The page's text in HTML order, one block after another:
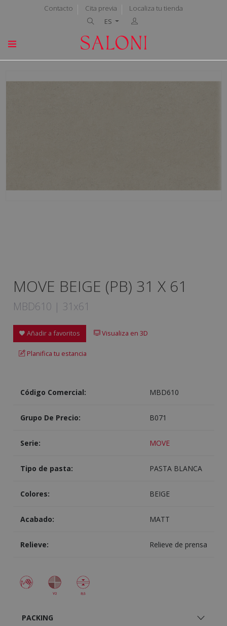
Contacto Cita previa
Localiza tu tienda
ES
MOVE BEIGE (PB) 31 X 61
MBD610 | 31x61
Añadir a favoritos Visualiza en 3D
Planifica tu estancia
Código Comercial: MBD610
Grupo De Precio: B071
Serie: MOVE
Tipo de pasta: PASTA BLANCA
Colores: BEIGE
Acabado: MATT
Relieve: Relieve de prensa
PACKING